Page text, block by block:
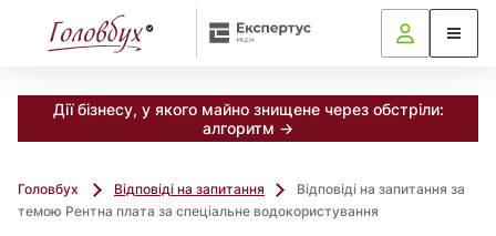
Дії бізнесу, у якого майно знищене через обстріли:
алгоритм →
Головбух Відповіді на запитання
Відповіді на запитання за
темою Рентна плата за спеціальне водокористування